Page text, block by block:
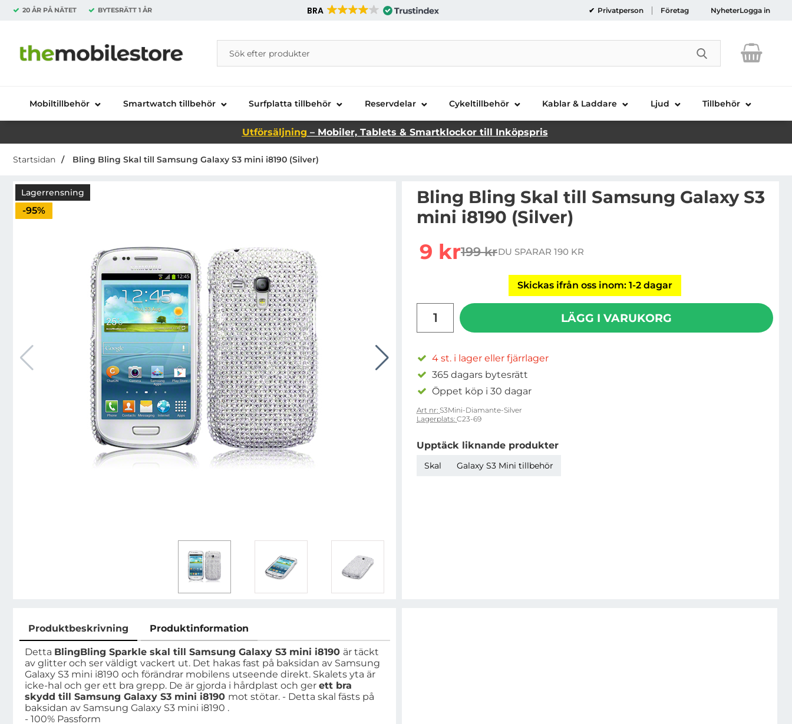
20 ÅR PÅ NÄTET BYTESRÄTT 1 ÅR BRA Privatperson Företag NyheterLogga in
Startsidan för Danira Telecom AB
Sök
Sök på Danira Telecom AB
Genomför
Mobiltillbehör Smartwatch tillbehör Surfplatta tillbehör Reservdelar Cykeltillbehör Kablar & Laddare Ljud Tillbehör
Utförsäljning – Mobiler, Tablets & Smartklockor till Inköpspris
Startsidan Bling Bling Skal till Samsung Galaxy S3 mini i8190 (Silver)
Lagerrensning
Priset är nedsatt med
-95%
Bling Bling Skal till Samsung Galaxy S3
mini i8190 (Silver)
rea pris
9 krtidigare pris
199 krDU SPARAR 190 KR
Skickas ifrån oss inom: 1-2 dagar
LÄGG I VARUKORG
4 st. i lager eller fjärrlager
365 dagars bytesrätt
Öppet köp i 30 dagar
Art nr: S3Mini-Diamante-Silver
Lagerplats: C23-69
Upptäck liknande produkter
Skal Galaxy S3 Mini tillbehör
Produktbeskrivning Produktinformation
Produktbeskrivning
Detta BlingBling Sparkle skal till Samsung Galaxy S3 mini i8190 är täckt
av glitter och ser väldigt vackert ut. Det hakas fast på baksidan av Samsung
Galaxy S3 mini i8190 och förändrar mobilens utseende direkt. Skalets yta är
icke-hal och ger ett bra grepp. De är gjorda i hårdplast och ger ett bra
skydd till Samsung Galaxy S3 mini i8190 mot stötar. - Detta skal fästs på
baksidan av Samsung Galaxy S3 mini i8190 .
- 100% Passform